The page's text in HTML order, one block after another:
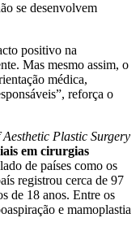
se desenvolvem
positivo na
Mas mesmo assim, o
médica,
reforça o
Plastic Surgery
em cirurgias
de países como os
registrou cerca de 97
de 18 anos. Entre os
e mamoplastia